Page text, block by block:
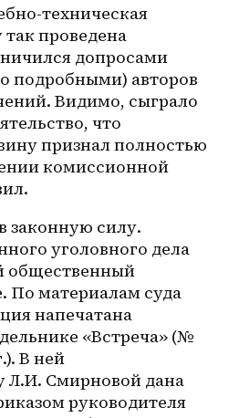
техническая
так проведена
допросами
подробными) авторов
Видимо, сыграло
что
признал полностью
комиссионной
законную силу.
уголовного дела
общественный
По материалам суда
напечатана
«Встреча» (№
В ней
Смирновой дана
руководителя